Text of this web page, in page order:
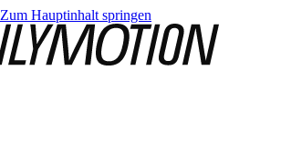
Zum Hauptinhalt springen